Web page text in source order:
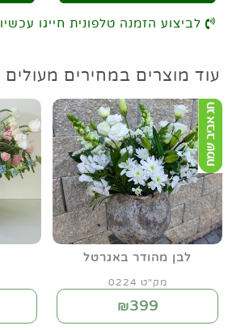
לביצוע הזמנה טלפונית חייגו עכשיו
עוד מוצרים במחירים מעולים
לבן מהודר באגרטל
מק"ט 0224
₪399